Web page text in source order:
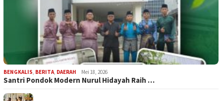
BENGKALIS, BERITA, DAERAH Mei 18, 2026
Santri Pondok Modern Nurul Hidayah Raih …